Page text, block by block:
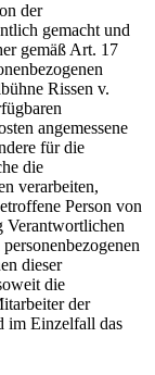
der
gemacht und
gemäß Art. 17
Rissen v.
angemessene
für die
die
verarbeiten,
Person von
Verantwortlichen
dieser
die
der
im Einzelfall das